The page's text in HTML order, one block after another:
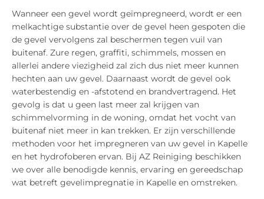
Wanneer een gevel wordt geïmpregneerd, wordt er een
melkachtige substantie over de gevel heen gespoten die
de gevel vervolgens zal beschermen tegen vuil van
buitenaf. Zure regen, graffiti, schimmels, mossen en
allerlei andere viezigheid zal zich dus niet meer kunnen
hechten aan uw gevel. Daarnaast wordt de gevel ook
waterbestendig en -afstotend en brandvertragend. Het
gevolg is dat u geen last meer zal krijgen van
schimmelvorming in de woning, omdat het vocht van
buitenaf niet meer in kan trekken. Er zijn verschillende
methoden voor het impregneren van uw gevel in Kapelle
en het hydrofoberen ervan. Bij AZ Reiniging beschikken
we over alle benodigde kennis, ervaring en gereedschap
wat betreft gevelimpregnatie in Kapelle en omstreken.